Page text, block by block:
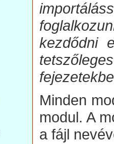
kezdődni
Minden
modul. A
a fájl